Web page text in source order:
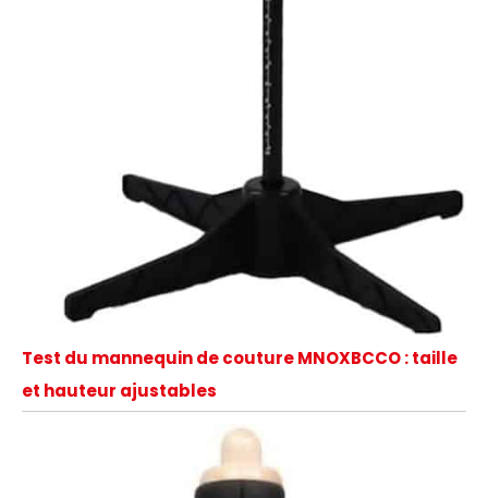
Test du mannequin de couture MNOXBCCO : taille
et hauteur ajustables